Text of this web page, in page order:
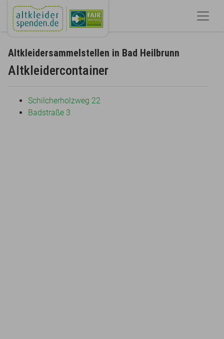
Altkleidersammelstellen in Bad Heilbrunn
Altkleidercontainer
Schilcherholzweg 22
Badstraße 3